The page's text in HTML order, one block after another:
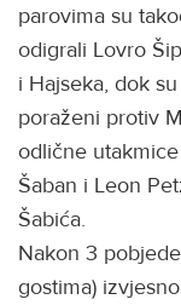
parovima su
odigrali Lovro
i Hajseka, dok
poraženi protiv
odlične
Šaban i Leon
Šabića.
Nakon 3
gostima)